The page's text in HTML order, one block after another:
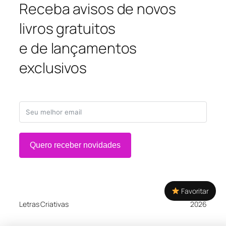
Receba avisos de novos
livros gratuitos
e de lançamentos
exclusivos
Quero receber novidades
Letras Criativas 2026
Favoritar